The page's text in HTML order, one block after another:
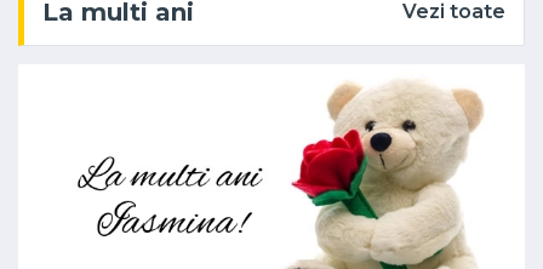
La multi ani Vezi toate